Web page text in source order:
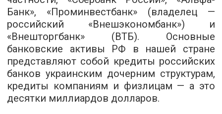
Банк», «Проминвестбанк» (владелец —
российский «Внешэкономбанк») и
«Внешторгбанк» (ВТБ). Основные
банковские активы РФ в нашей стране
представляют собой кредиты российских
банков украинским дочерним структурам,
кредиты компаниям и физлицам — а это
десятки миллиардов долларов.